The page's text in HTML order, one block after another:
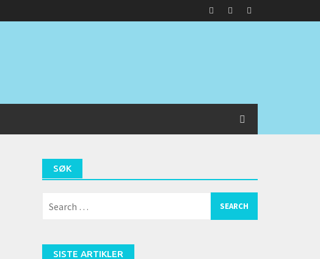
SØK
for:
SISTE ARTIKLER